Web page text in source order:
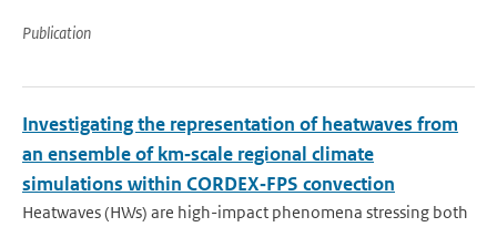
Publication
Investigating the representation of heatwaves from
an ensemble of km‐scale regional climate
simulations within CORDEX‐FPS convection
Heatwaves (HWs) are high-impact phenomena stressing both